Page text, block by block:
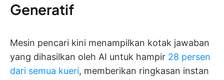
Generatif
Mesin pencari kini menampilkan kotak jawaban
yang dihasilkan oleh AI untuk hampir 28 persen
dari semua kueri, memberikan ringkasan instan